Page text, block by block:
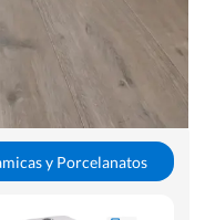
y Porcelanatos